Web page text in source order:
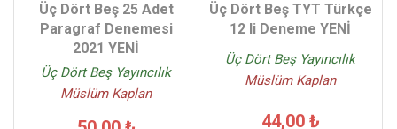
Üç Dört Beş 25 Adet
Paragraf Denemesi
2021 YENİ
Üç Dört Beş Yayıncılık
Müslüm Kaplan
Üç Dört Beş TYT Türkçe
12 li Deneme YENİ
Üç Dört Beş Yayıncılık
Müslüm Kaplan
44,00 ₺